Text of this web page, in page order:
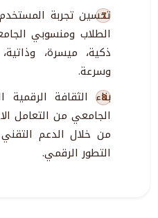
تحسين تجربة المستخدم
الطلاب ومنسوبي
ذكية، ميسرة،
وسرعة.
بناء الثقافة
الجامعي من التعامل
من خلال الدعم
التطور الرقمي.